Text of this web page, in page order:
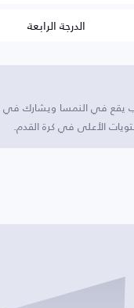
الدرجة الرابعة
يقع في النمسا ويشارك في
الأعلى في كرة القدم.